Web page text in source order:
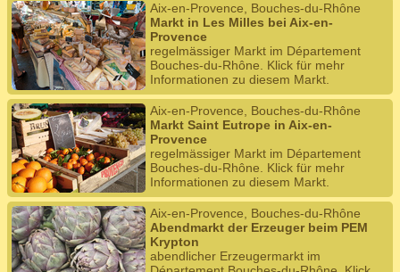
Aix-en-Provence, Bouches-du-Rhône
Markt in Les Milles bei Aix-en-
Provence
regelmässiger Markt im Département
Bouches-du-Rhône. Klick für mehr
Informationen zu diesem Markt.
Aix-en-Provence, Bouches-du-Rhône
Markt Saint Eutrope in Aix-en-
Provence
regelmässiger Markt im Département
Bouches-du-Rhône. Klick für mehr
Informationen zu diesem Markt.
Aix-en-Provence, Bouches-du-Rhône
Abendmarkt der Erzeuger beim PEM
Krypton
abendlicher Erzeugermarkt im